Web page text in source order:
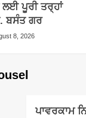
ਪੂਰੀ ਤਰ੍ਹਾਂ
ਬਸੰਤ ਗਰ
8, 2026
ਪਾਵਰਕਾਮ